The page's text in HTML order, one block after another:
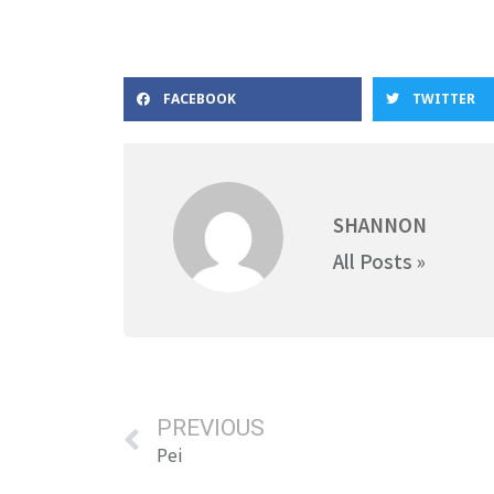
FACEBOOK TWITTER
SHANNON
All Posts »
PREVIOUS
Pei